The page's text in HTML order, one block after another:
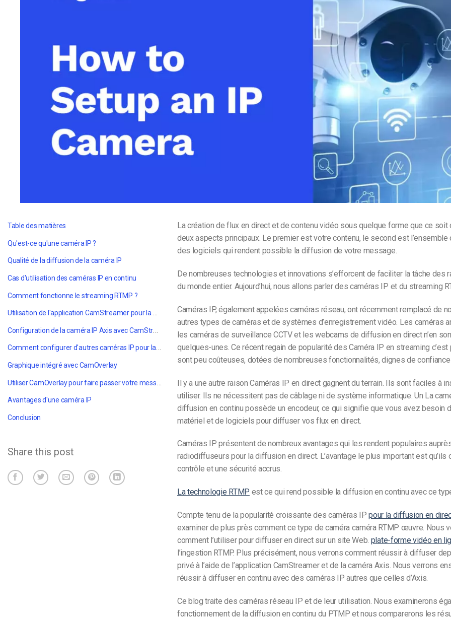
Monétisation vidéo
Table des matières
Qu'est-ce qu'une caméra IP ?
Qualité de la diffusion de la caméra IP
Cas d'utilisation des caméras IP en continu
Comment fonctionne le streaming RTMP ?
Utilisation de l'application CamStreamer pour la diffusion en direct
Comment configurer d'autres caméras IP pour la diffusion RTMP
Graphique intégré avec CamOverlay
Utiliser CamOverlay pour faire passer votre message avec succès
Avantages d'une caméra IP
Conclusion
Share this post
La création de flux en direct et de contenu vidéo sous quelque forme que ce soit
deux aspects principaux. Le premier est votre contenu, le second est l’ensemble
des logiciels qui rendent possible la diffusion de votre message.
De nombreuses technologies et innovations s’efforcent de faciliter la tâche des
du monde entier. Aujourd’hui, nous allons parler des caméras IP et du streaming
Caméras IP, également appelées caméras réseau, ont récemment remplacé de
autres types de caméras et de systèmes d’enregistrement vidéo. Les caméras
les caméras de surveillance CCTV et les webcams de diffusion en direct n’en
quelques-unes. Ce récent regain de popularité des Caméra IP en streaming c’est
sont peu coûteuses, dotées de nombreuses fonctionnalités, dignes de confiance
Il y a une autre raisonCaméras IP en directgagnent du terrain. Ils sont faciles à
utiliser. Ils ne nécessitent pas de câblage ni de système informatique. Un La
diffusion en continupossède un encodeur, ce qui signifie que vous avez besoin
matériel et de logiciels pour diffuser vos flux en direct.
Caméras IPprésentent de nombreux avantages qui les rendent populaires
radiodiffuseurs pour la diffusion en direct. L’avantage le plus important est qu’ils
contrôle et une sécurité accrus.
La technologie RTMP est ce qui rend possible la diffusion en continu avec ce
Compte tenu de la popularité croissante des caméras IPpour la diffusion en
examiner de plus près comment ce type de caméra caméra RTMP œuvre. Nous
comment l’utiliser pour diffuser en direct sur un site Web. plate-forme vidéo en
l’ingestion RTMP. Plus précisément, nous verrons comment réussir à diffuser
privé à l’aide de l’application CamStreamer et de la caméra Axis. Nous verrons
réussir à diffuser en continu avec des caméras IP autres que celles d’Axis.
Ce blog traite des caméras réseau IP et de leur utilisation. Nous examinerons
fonctionnement de la diffusion en continu du PTMP et nous comparerons les